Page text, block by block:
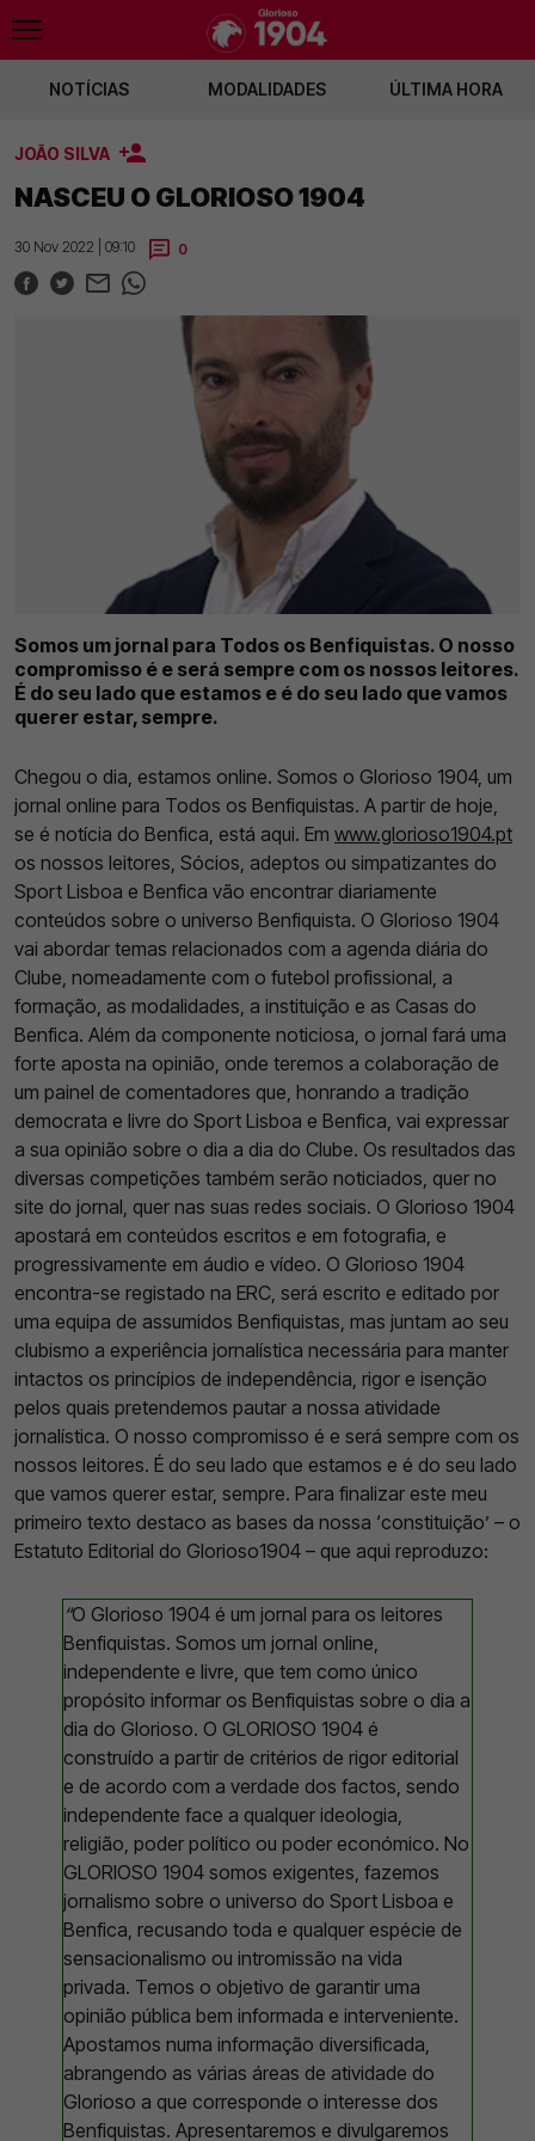
Hearts Trubin manda indireta aos adeptos do Benfica
NOTÍCIAS MODALIDADES ÚLTIMA HORA
JOÃO SILVA
NASCEU O GLORIOSO 1904
30 Nov 2022 | 09:10 0
Somos um jornal para Todos os Benfiquistas. O nosso
compromisso é e será sempre com os nossos leitores.
É do seu lado que estamos e é do seu lado que vamos
querer estar, sempre.
Chegou o dia, estamos online. Somos o Glorioso 1904, um
jornal online para Todos os Benfiquistas. A partir de hoje,
se é notícia do Benfica, está aqui. Em www.glorioso1904.pt
os nossos leitores, Sócios, adeptos ou simpatizantes do
Sport Lisboa e Benfica vão encontrar diariamente
conteúdos sobre o universo Benfiquista. O Glorioso 1904
vai abordar temas relacionados com a agenda diária do
Clube, nomeadamente com o futebol profissional, a
formação, as modalidades, a instituição e as Casas do
Benfica. Além da componente noticiosa, o jornal fará uma
forte aposta na opinião, onde teremos a colaboração de
um painel de comentadores que, honrando a tradição
democrata e livre do Sport Lisboa e Benfica, vai expressar
a sua opinião sobre o dia a dia do Clube. Os resultados das
diversas competições também serão noticiados, quer no
site do jornal, quer nas suas redes sociais. O Glorioso 1904
apostará em conteúdos escritos e em fotografia, e
progressivamente em áudio e vídeo. O Glorioso 1904
encontra-se registado na ERC, será escrito e editado por
uma equipa de assumidos Benfiquistas, mas juntam ao seu
clubismo a experiência jornalística necessária para manter
intactos os princípios de independência, rigor e isenção
pelos quais pretendemos pautar a nossa atividade
jornalística. O nosso compromisso é e será sempre com os
nossos leitores. É do seu lado que estamos e é do seu lado
que vamos querer estar, sempre. Para finalizar este meu
primeiro texto destaco as bases da nossa ‘constituição’ – o
Estatuto Editorial do Glorioso1904 – que aqui reproduzo:
“O Glorioso 1904 é um jornal para os leitores
Benfiquistas. Somos um jornal online,
independente e livre, que tem como único
propósito informar os Benfiquistas sobre o dia a
dia do Glorioso. O GLORIOSO 1904 é
construído a partir de critérios de rigor editorial
e de acordo com a verdade dos factos, sendo
independente face a qualquer ideologia,
religião, poder político ou poder económico. No
GLORIOSO 1904 somos exigentes, fazemos
jornalismo sobre o universo do Sport Lisboa e
Benfica, recusando toda e qualquer espécie de
sensacionalismo ou intromissão na vida
privada. Temos o objetivo de garantir uma
opinião pública bem informada e interveniente.
Apostamos numa informação diversificada,
abrangendo as várias áreas de atividade do
Glorioso a que corresponde o interesse dos
Benfiquistas. Apresentaremos e divulgaremos